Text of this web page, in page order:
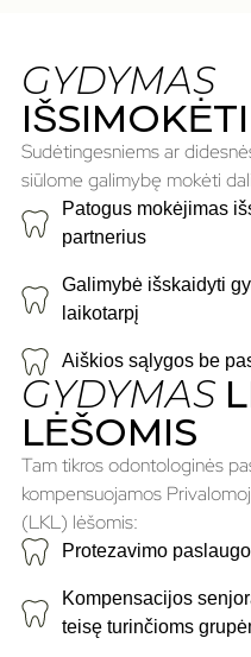
GYDYMAS
Sudėtingesniems ar
siūlome galimybę mokėti
Patogus mokėjimas
partnerius
Galimybė išskaidyti
laikotarpį
Aiškios sąlygos be
GYDYMAS
LĖŠOMIS
Tam tikros odontologinės
kompensuojamos
(LKL) lėšomis:
Protezavimo
Kompensacijos
teisę turinčioms